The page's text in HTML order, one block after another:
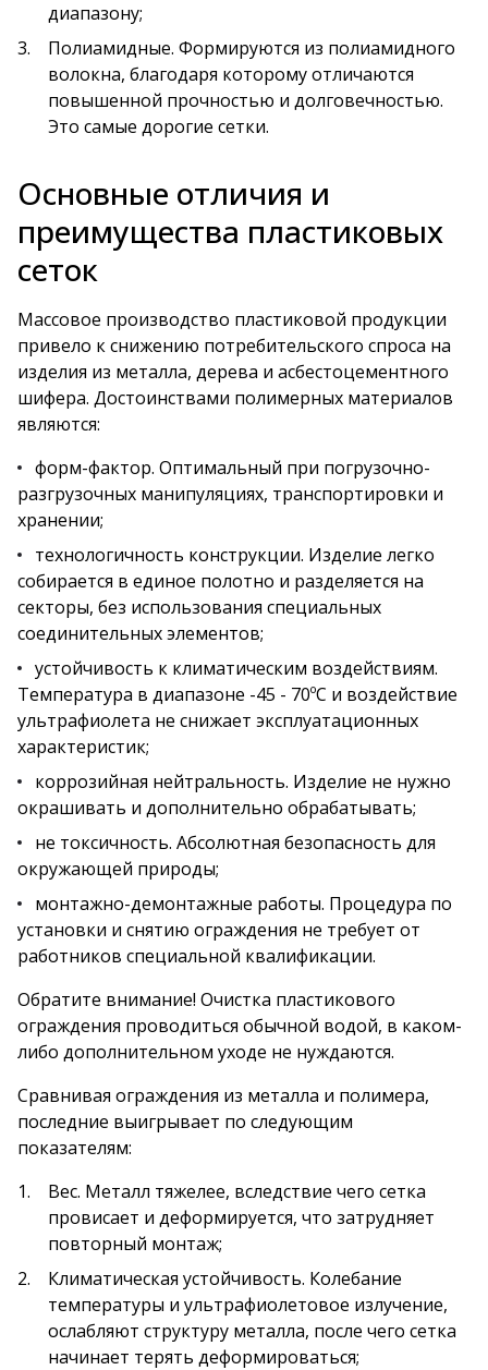
диапазону;
Полиамидные. Формируются из полиамидного
волокна, благодаря которому отличаются
повышенной прочностью и долговечностью.
Это самые дорогие сетки.
Основные отличия и
преимущества пластиковых
сеток
Массовое производство пластиковой продукции
привело к снижению потребительского спроса на
изделия из металла, дерева и асбестоцементного
шифера. Достоинствами полимерных материалов
являются:
форм-фактор. Оптимальный при погрузочно-
разгрузочных манипуляциях, транспортировки и
хранении;
технологичность конструкции. Изделие легко
собирается в единое полотно и разделяется на
секторы, без использования специальных
соединительных элементов;
устойчивость к климатическим воздействиям.
Температура в диапазоне -45 - 70ºС и воздействие
ультрафиолета не снижает эксплуатационных
характеристик;
коррозийная нейтральность. Изделие не нужно
окрашивать и дополнительно обрабатывать;
не токсичность. Абсолютная безопасность для
окружающей природы;
монтажно-демонтажные работы. Процедура по
установки и снятию ограждения не требует от
работников специальной квалификации.
Обратите внимание! Очистка пластикового
ограждения проводиться обычной водой, в каком-
либо дополнительном уходе не нуждаются.
Сравнивая ограждения из металла и полимера,
последние выигрывает по следующим
показателям:
Вес. Металл тяжелее, вследствие чего сетка
провисает и деформируется, что затрудняет
повторный монтаж;
Климатическая устойчивость. Колебание
температуры и ультрафиолетовое излучение,
ослабляют структуру металла, после чего сетка
начинает терять деформироваться;